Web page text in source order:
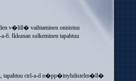
v�lill� vaihtaminen onnistuu
Ikkunan sulkeminen tapahtuu
tapahtuu ctrl-a-d n�pp�inyhdistelm�ll�